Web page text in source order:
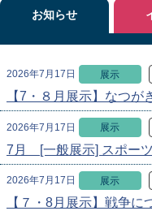
お知らせ
2026年7月17日 展示
【7・８月展示】なつが
2026年7月17日 展示
7月 [一般展示] スポーツ
2026年7月17日 展示
【７・8月展示】戦争に